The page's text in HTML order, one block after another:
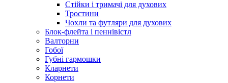
Стійки і тримачі для духових
Тростини
Чохли та футляри для духових
Блок-флейта і пеннівістл
Валторни
Гобої
Губні гармошки
Кларнети
Корнети